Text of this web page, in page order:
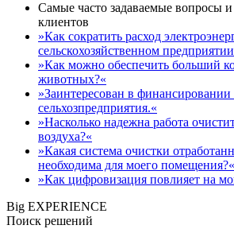
Самые часто задаваемые вопросы
клиентов
»Как сократить расход
сельскохозяйственном
»Как можно обеспечить больший
животных?«
»Заинтересован в финансировании
сельхозпредприятия.«
»Насколько надежна работа
воздуха?«
»Какая система очистки
необходима для моего помещения?«
»Как цифровизация повлияет на
Big EXPERIENCE
Поиск решений